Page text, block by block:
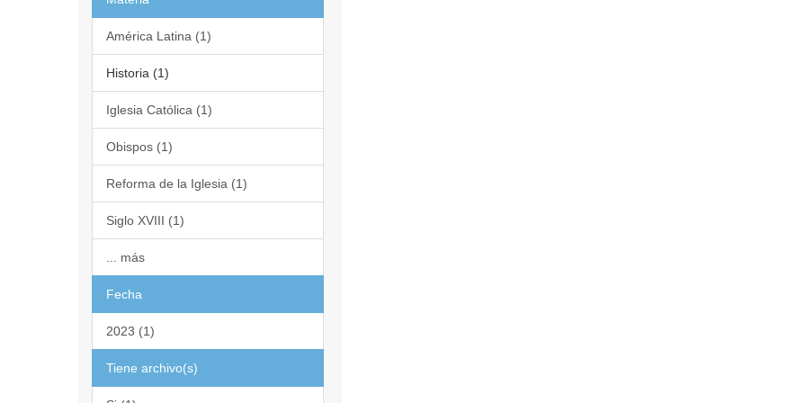
América Latina (1)
Historia (1)
Iglesia Católica (1)
Obispos (1)
Reforma de la Iglesia (1)
Siglo XVIII (1)
... más
Fecha
2023 (1)
Tiene archivo(s)